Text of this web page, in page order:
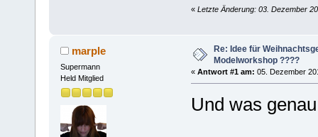
« Letzte Änderung: 03. Dezember
marple
Supermann
Held Mitglied
Re: Idee für
Modelworkshop ????
« Antwort #1 am: 05. Dezember
Und was